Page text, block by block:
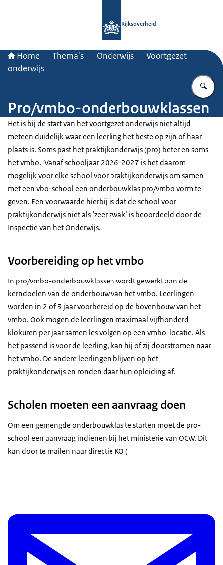
Rijksoverheid
Home Thema's Onderwijs
Voortgezet
onderwijs
Pro/vmbo-onderbouwklassen
Het is bij de start van het voortgezet onderwijs niet altijd
meteen duidelijk waar een leerling het beste op zijn of haar
plaats is. Soms past het praktijkonderwijs (pro) beter en soms
het vmbo. Vanaf schooljaar 2026-2027 is het daarom
mogelijk voor elke school voor praktijkonderwijs om samen
met een vbo-school een onderbouwklas pro/vmbo vorm te
geven. Een voorwaarde hierbij is dat de school voor
praktijkonderwijs niet als ‘zeer zwak’ is beoordeeld door de
Inspectie van het Onderwijs.
Voorbereiding op het vmbo
In pro/vmbo-onderbouwklassen wordt gewerkt aan de
kerndoelen van de onderbouw van het vmbo. Leerlingen
worden in 2 of 3 jaar voorbereid op de bovenbouw van het
vmbo. Ook mogen de leerlingen maximaal vijfhonderd
klokuren per jaar samen les volgen op een vmbo-locatie. Als
het passend is voor de leerling, kan hij of zij doorstromen naar
het vmbo. De andere leerlingen blijven op het
praktijkonderwijs en ronden daar hun opleiding af.
Scholen moeten een aanvraag doen
Om een gemengde onderbouwklas te starten moet de pro-
school een aanvraag indienen bij het ministerie van OCW. Dit
kan door te mailen naar directie KO (